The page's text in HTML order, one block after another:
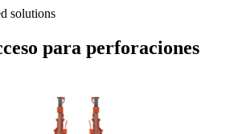
solutions
para perforaciones